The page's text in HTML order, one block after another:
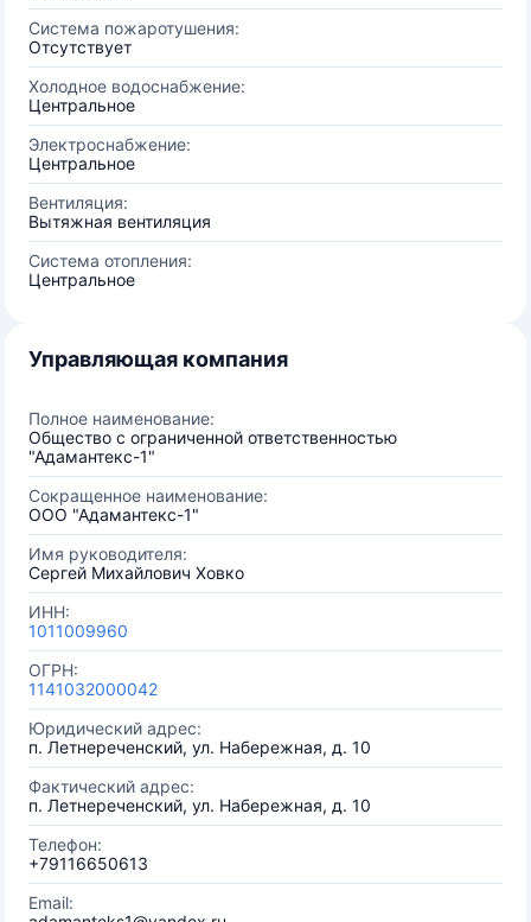
Система пожаротушения:
Отсутствует
Холодное водоснабжение:
Центральное
Электроснабжение:
Центральное
Вентиляция:
Вытяжная вентиляция
Система отопления:
Центральное
Управляющая компания
Полное наименование:
Общество с ограниченной ответственностью
"Адамантекс-1"
Сокращенное наименование:
ООО "Адамантекс-1"
Имя руководителя:
Сергей Михайлович Ховко
ИНН:
1011009960
ОГРН:
1141032000042
Юридический адрес:
п. Летнереченский, ул. Набережная, д. 10
Фактический адрес:
п. Летнереченский, ул. Набережная, д. 10
Телефон:
+79116650613
Email: